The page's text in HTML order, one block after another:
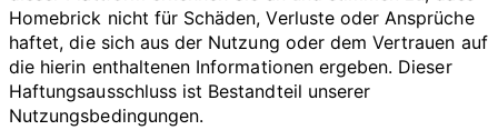
Homebrick nicht für Schäden, Verluste oder Ansprüche
haftet, die sich aus der Nutzung oder dem Vertrauen auf
die hierin enthaltenen Informationen ergeben. Dieser
Haftungsausschluss ist Bestandteil unserer
Nutzungsbedingungen.